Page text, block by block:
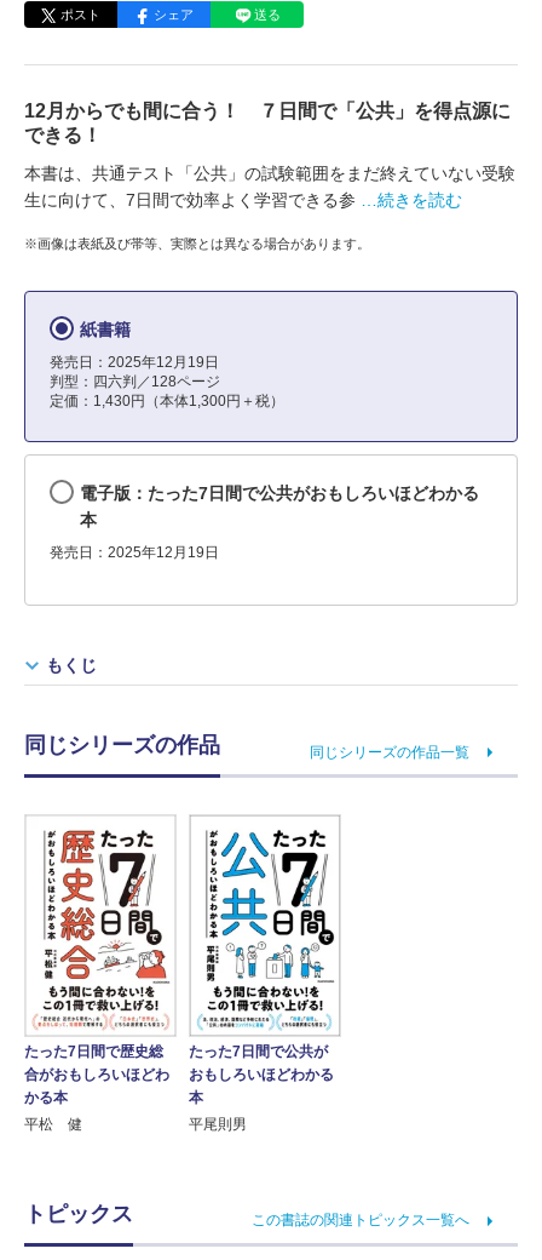
ポスト シェア 送る
12月からでも間に合う！ ７日間で「公共」を得点源に
できる！
本書は、共通テスト「公共」の試験範囲をまだ終えていない受験
生に向けて、7日間で効率よく学習できる参
…続きを読む
※画像は表紙及び帯等、実際とは異なる場合があります。
紙書籍
発売日：2025年12月19日
判型：四六判／128ページ
定価：1,430円（本体1,300円＋税）
電子版：たった7日間で公共がおもしろいほどわかる
本
発売日：2025年12月19日
もくじ
同じシリーズの作品 同じシリーズの作品一覧
たった7日間で歴史総
合がおもしろいほどわ
かる本
平松 健
たった7日間で公共が
おもしろいほどわかる
本
平尾則男
トピックス この書誌の関連トピックス一覧へ